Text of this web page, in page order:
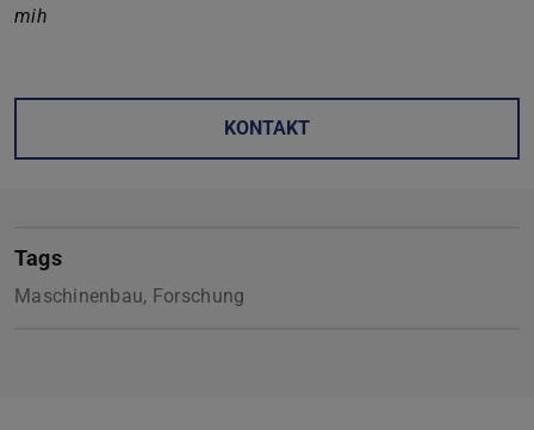
mih
KONTAKT
Tags
Maschinenbau, Forschung